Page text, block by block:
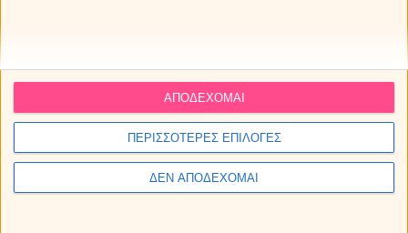
ΠΕΡΙΣΣΟΤΕΡΕΣ ΕΠΙΛΟΓΕΣ
ΔΕΝ ΑΠΟΔΕΧΟΜΑΙ
ΑΠΟΔΕΧΟΜΑΙ